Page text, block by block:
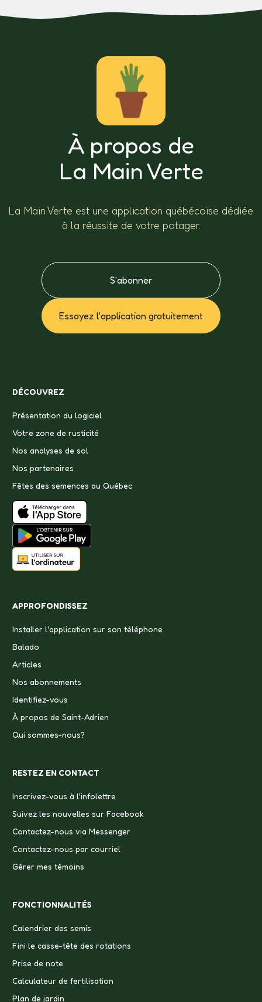
À propos de
La Main Verte
La Main Verte est une application québécoise dédiée
à la réussite de votre potager.
S'abonner
Essayez l'application gratuitement
DÉCOUVREZ
Présentation du logiciel
Votre zone de rusticité
Nos analyses de sol
Nos partenaires
Fêtes des semences au Québec
APPROFONDISSEZ
Installer l'application sur son téléphone
Balado
Articles
Nos abonnements
Identifiez-vous
À propos de Saint-Adrien
Qui sommes-nous?
RESTEZ EN CONTACT
Inscrivez-vous à l'infolettre
Suivez les nouvelles sur Facebook
Contactez-nous via Messenger
Contactez-nous par courriel
Gérer mes témoins
FONCTIONNALITÉS
Calendrier des semis
Fini le casse-tête des rotations
Prise de note
Calculateur de fertilisation
Plan de jardin